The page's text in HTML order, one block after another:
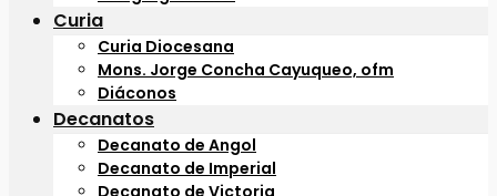
Curia
Curia Diocesana
Mons. Jorge Concha Cayuqueo, ofm
Diáconos
Decanatos
Decanato de Angol
Decanato de Imperial
Decanato de Victoria